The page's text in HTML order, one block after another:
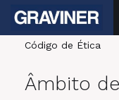
Código de Ética
Âmbito